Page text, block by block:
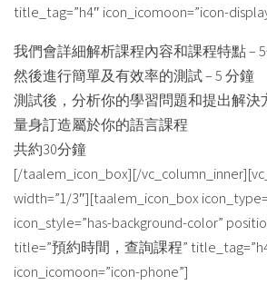
title_tag=”h4″ icon_icomoon=”icon-
我們會詳細解析課程內容和課程特點 –
然後進行簡單及有效率的測試 – 5 分鐘
測試後，分析你的學習問題和提出解決
量身訂造屬於你的語言課程
共約30分鐘
[/taalem_icon_box][/
width=”1/3″][taalem_icon_box
icon_style=”has-background-color”
title=”預約時間，查詢課程”
icon_icomoon=”icon-phone”]